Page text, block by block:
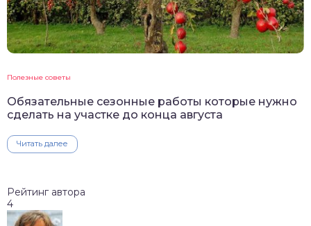
Полезные советы
Обязательные сезонные работы которые нужно
сделать на участке до конца августа
Читать далее
Рейтинг автора
4